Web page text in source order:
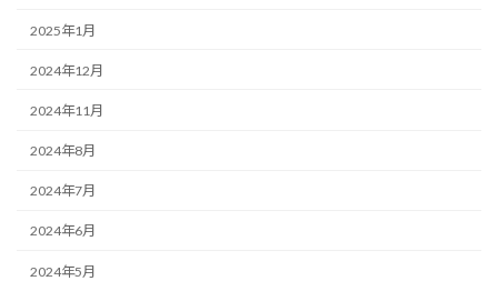
2025年1月
2024年12月
2024年11月
2024年8月
2024年7月
2024年6月
2024年5月